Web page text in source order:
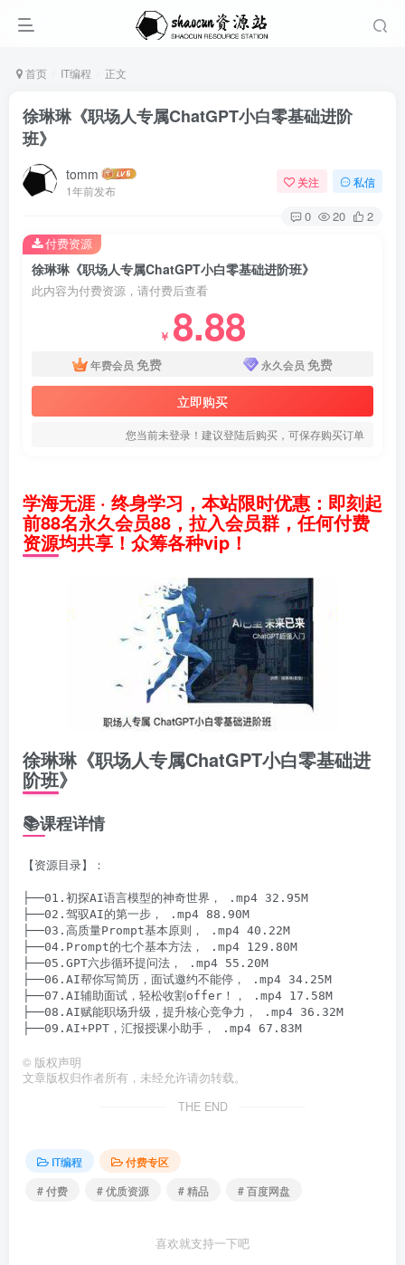
首页 IT编程 正文
徐琳琳《职场人专属ChatGPT小白零基础进阶
班》
tomm
1年前发布
关注 私信
0 20 2
徐琳琳《职场人专属ChatGPT小白零基础进阶班》
此内容为付费资源，请付费后查看
￥ 8.88
年费会员 免费 永久会员 免费
立即购买
您当前未登录！建议登陆后购买，可保存购买订单
付费资源
学海无涯 · 终身学习，本站限时优惠：即刻起
前88名永久会员88，拉入会员群，任何付费
资源均共享！众筹各种vip！
徐琳琳《职场人专属ChatGPT小白零基础进
阶班》
📚课程详情
【资源目录】：
├──01.初探AI语言模型的神奇世界， .mp4 32.95M
├──02.驾驭AI的第一步， .mp4 88.90M
├──03.高质量Prompt基本原则， .mp4 40.22M
├──04.Prompt的七个基本方法， .mp4 129.80M
├──05.GPT六步循环提问法， .mp4 55.20M
├──06.AI帮你写简历，面试邀约不能停， .mp4 34.25M
├──07.AI辅助面试，轻松收割offer！， .mp4 17.58M
├──08.AI赋能职场升级，提升核心竞争力， .mp4 36.32M
© 版权声明
文章版权归作者所有，未经允许请勿转载。
THE END
IT编程
付费专区
# 付费
# 优质资源 # 精品 # 百度网盘
喜欢就支持一下吧